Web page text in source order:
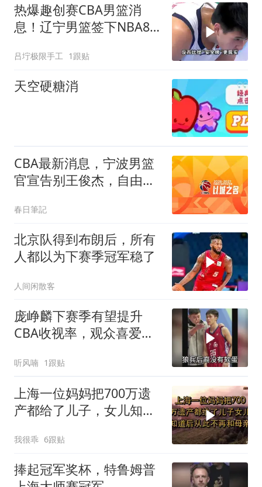
热爆趣创赛CBA男篮消
息！辽宁男篮签下NBA8
了！
吕坾极限手工 1跟贴
天空硬糖消
CBA最新消息，宁波男篮
官宣告别王俊杰，自由球
春日筆記
北京队得到布朗后，所有
人都以为下赛季冠军稳了
人间闲散客
庞峥麟下赛季有望提升
CBA收视率，观众喜爱其
听风喃 1跟贴
上海一位妈妈把700万遗
产都给了儿子，女儿知道
我很乖 6跟贴
捧起冠军奖杯，特鲁姆普